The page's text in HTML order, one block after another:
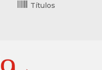
Títulos